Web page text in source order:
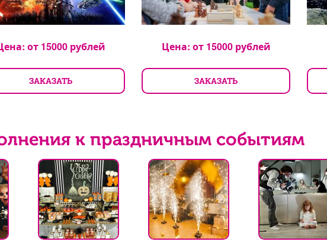
от 15000рублей
ЗАКАЗАТЬ
Цена: от 15000рублей
ЗАКАЗАТЬ
к праздничным событиям